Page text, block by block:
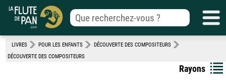
LIVRES POUR LES ENFANTS
DÉCOUVERTE DES COMPOSITEURS
DÉCOUVERTE DES COMPOSITEURS
Rayons